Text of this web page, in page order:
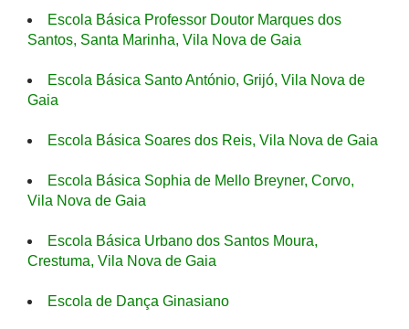
Escola Básica Professor Doutor Marques dos
Santos, Santa Marinha, Vila Nova de Gaia
Escola Básica Santo António, Grijó, Vila Nova de
Gaia
Escola Básica Soares dos Reis, Vila Nova de Gaia
Escola Básica Sophia de Mello Breyner, Corvo,
Vila Nova de Gaia
Escola Básica Urbano dos Santos Moura,
Crestuma, Vila Nova de Gaia
Escola de Dança Ginasiano